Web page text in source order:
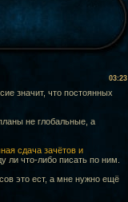
03:23
значит, что постоянных
не глобальные, а
сдача зачётов и
ли что-либо писать по ним.
это ест, а мне нужно ещё